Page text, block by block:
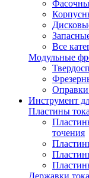
Все
Модульные
Оправки
Инструмент
Пластины
точения
Державки